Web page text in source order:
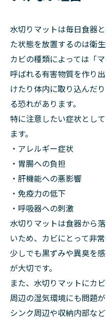
水切りマットは毎日食器
た状態を放置するのは衛
カビの種類によっては「
呼ばれる有害物質を作り
けたり体内に取り込んだ
る恐れがあります。
特に注意したい症状とし
ます。
・アレルギー症状
・胃腸への負担
・肝機能への悪影響
・免疫力の低下
・呼吸器への刺激
水切りマットは食器から
いため、カビにとって非
少しでも黒ずみや異臭を
が大切です。
また、水切りマットにカ
周辺の湿気環境にも問題
シンク周辺や収納内部な